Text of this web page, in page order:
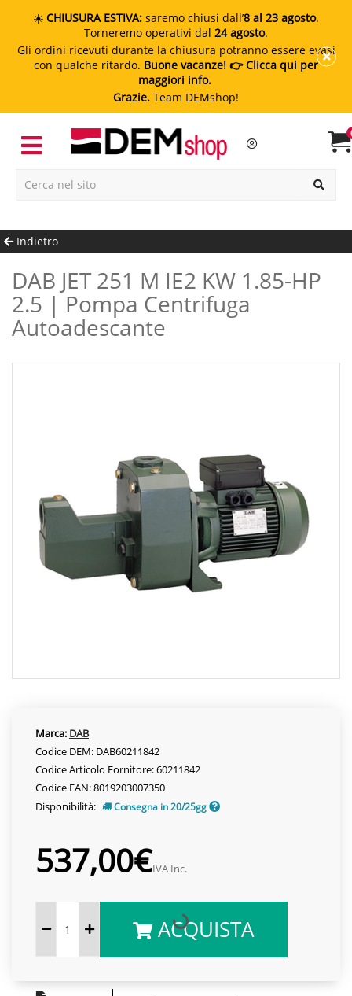
☀️ CHIUSURA ESTIVA: saremo chiusi dall’8 al 23 agosto.
Torneremo operativi dal 24 agosto.
Gli ordini ricevuti durante la chiusura potranno essere evasi
con qualche ritardo. Buone vacanze! 👉 Clicca qui per
maggiori info.
Grazie. Team DEMshop!
Indietro
DAB JET 251 M IE2 KW 1.85-HP
2.5 | Pompa Centrifuga
Autoadescante
Marca: DAB
Codice DEM: DAB60211842
Codice Articolo Fornitore: 60211842
Codice EAN: 8019203007350
Disponibilità:
Consegna in 20/25gg
537,00€IVA Inc.
ACQUISTA